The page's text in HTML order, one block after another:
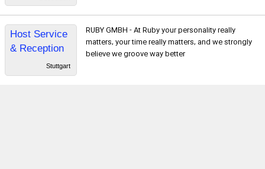
Host Service
& Reception
Stuttgart
RUBY GMBH - At Ruby your personality really
matters, your time really matters, and we strongly
believe we groove way better